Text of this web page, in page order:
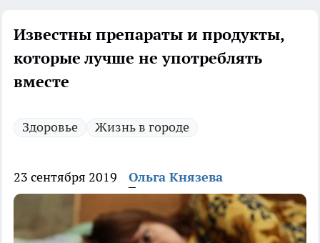
Известны препараты и продукты,
которые лучше не употреблять
вместе
Здоровье Жизнь в городе
23 сентября 2019 Ольга Князева